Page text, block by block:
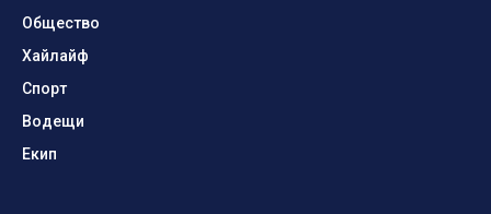
Общество
Хайлайф
Спорт
Водещи
Екип